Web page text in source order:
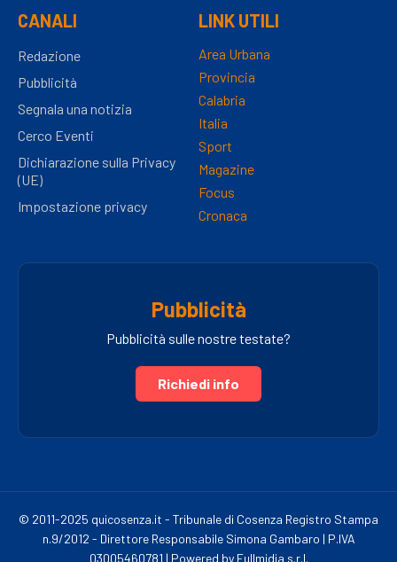
CANALI
Redazione
Pubblicità
Segnala una notizia
Cerco Eventi
Dichiarazione sulla Privacy
(UE)
Impostazione privacy
LINK UTILI
Area Urbana
Provincia
Calabria
Italia
Sport
Magazine
Focus
Cronaca
Pubblicità
Pubblicità sulle nostre testate?
Richiedi info
© 2011-2025 quicosenza.it - Tribunale di Cosenza Registro Stampa
n.9/2012 - Direttore Responsabile Simona Gambaro | P.IVA
03005460781 | Powered by Fullmidia s.r.l.